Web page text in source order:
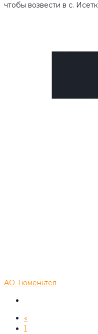
чтобы возвести в с.
АО Тюменьтел
«
1